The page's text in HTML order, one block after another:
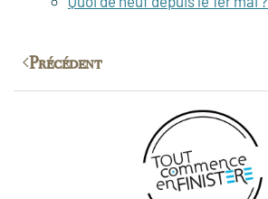
Précédent